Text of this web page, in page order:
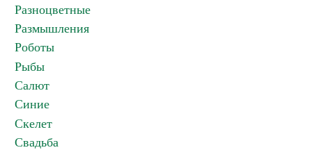
Разноцветные
Размышления
Роботы
Рыбы
Салют
Синие
Скелет
Свадьба